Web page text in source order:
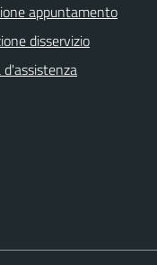
appuntamento
disservizio
d'assistenza